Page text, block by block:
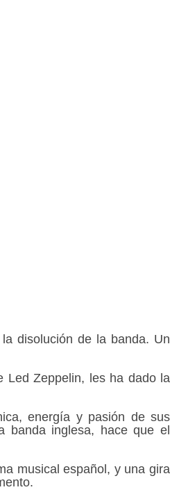
disolución de la banda. Un
Led Zeppelin, les ha dado la
energía y pasión de sus
banda inglesa, hace que el
musical español, y una gira